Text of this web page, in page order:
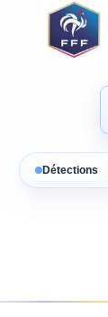
Détections